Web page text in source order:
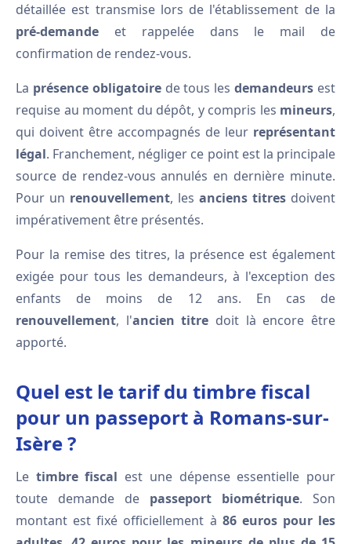
détaillée est transmise lors de l'établissement de la
pré-demande et rappelée dans le mail de
confirmation de rendez-vous.
La présence obligatoirede tous lesdemandeurs est
requise au moment du dépôt, y compris les mineurs,
qui doivent être accompagnés de leur représentant
légal. Franchement, négliger ce point est la principale
source de rendez-vous annulés en dernière minute.
Pour un renouvellement, les anciens titres doivent
impérativement être présentés.
Pour la remise des titres, la présence est également
exigée pour tous les demandeurs, à l'exception des
enfants de moins de 12 ans. En cas de
renouvellement, l'ancien titre doit là encore être
apporté.
Quel est le tarif du timbre fiscal
pour un passeport à Romans-sur-
Isère ?
Le timbre fiscal est une dépense essentielle pour
toute demande de passeport biométrique. Son
montant est fixé officiellement à 86 euros pour les